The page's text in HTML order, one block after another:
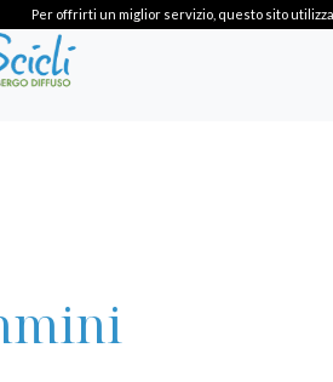
Per offrirti un miglior servizio, questo sito